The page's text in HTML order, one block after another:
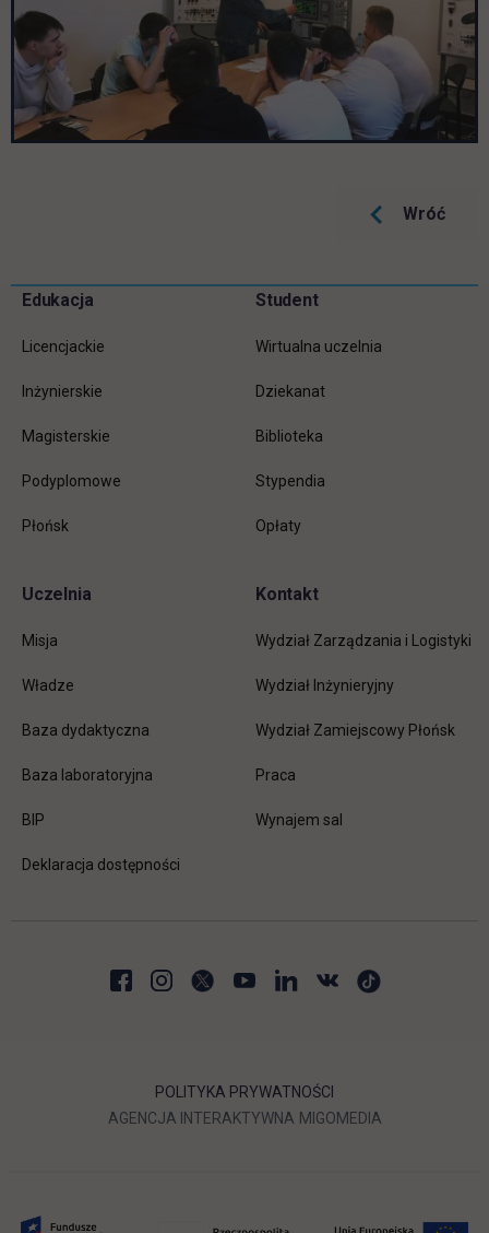
Wróć
Pomiń
Informacje w stopce
Edukacja
Licencjackie
Inżynierskie
Magisterskie
Podyplomowe
Płońsk
Student
Wirtualna uczelnia
Dziekanat
Biblioteka
Stypendia
Opłaty
Uczelnia
Misja
Władze
Baza dydaktyczna
Baza laboratoryjna
BIP
Deklaracja dostępności
Kontakt
Wydział Zarządzania i Logistyki
Wydział Inżynieryjny
Wydział Zamiejscowy Płońsk
Praca
Wynajem sal
POLITYKA PRYWATNOŚCI
AGENCJA INTERAKTYWNA LINK OTWIERA SIĘ W
MIGOMEDIA